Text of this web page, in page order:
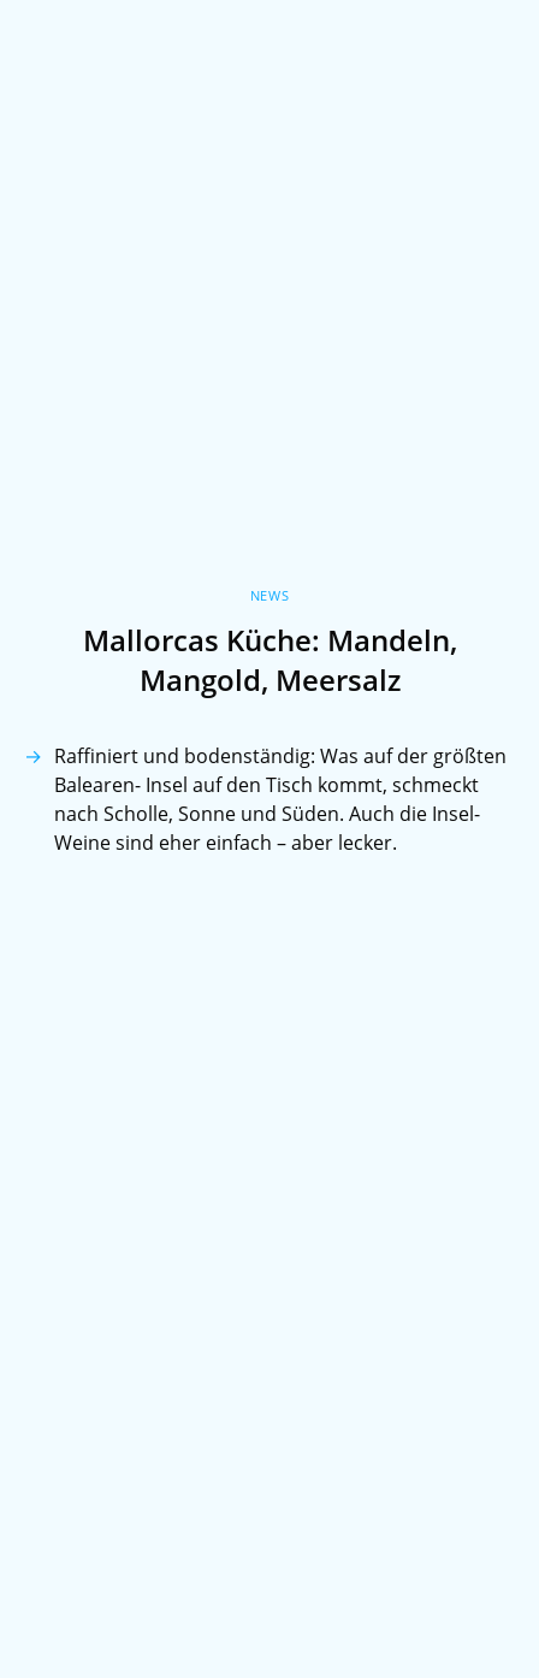
NEWS
Mallorcas Küche: Mandeln,
Mangold, Meersalz
Raffiniert und bodenständig: Was auf der größten
Balearen- Insel auf den Tisch kommt, schmeckt
nach Scholle, Sonne und Süden. Auch die Insel-
Weine sind eher einfach – aber lecker.